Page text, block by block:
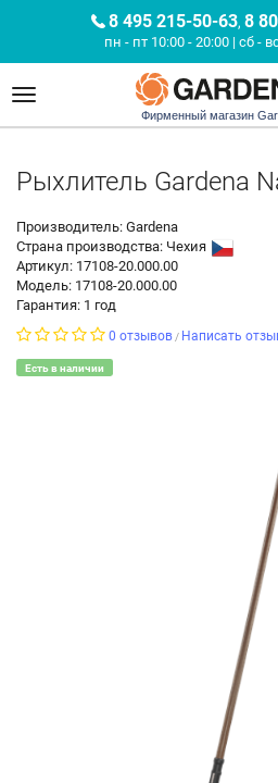
8 495 215-50-63, 8
пн - пт 10:00 - 20:00 | сб -
Фирменный магазин
Рыхлитель Gardena
Производитель: Gardena
Страна производства: Чехия
Артикул: 17108-20.000.00
Модель: 17108-20.000.00
Гарантия: 1 год
0 отзывов / Написать
Есть в наличии